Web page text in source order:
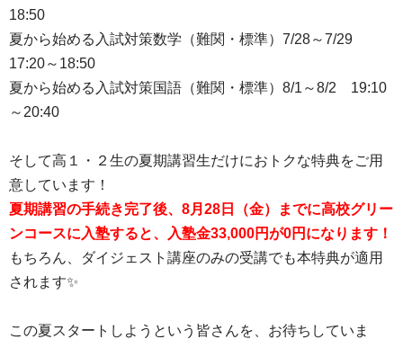
18:50
夏から始める入試対策数学（難関・標準）7/28～7/29
17:20～18:50
夏から始める入試対策国語（難関・標準）8/1～8/2 19:10
～20:40
そして高１・２生の夏期講習生だけにおトクな特典をご用
意しています！
夏期講習の手続き完了後、8月28日（金）までに高校グリー
ンコースに入塾すると、入塾金33,000円が0円になります！
もちろん、ダイジェスト講座のみの受講でも本特典が適用
されます✨
この夏スタートしようという皆さんを、お待ちしていま